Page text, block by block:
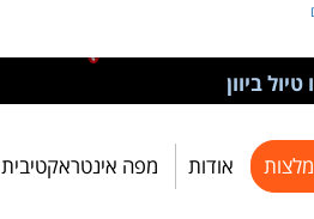
ביוון
אודות מפה אינטראקטיבית